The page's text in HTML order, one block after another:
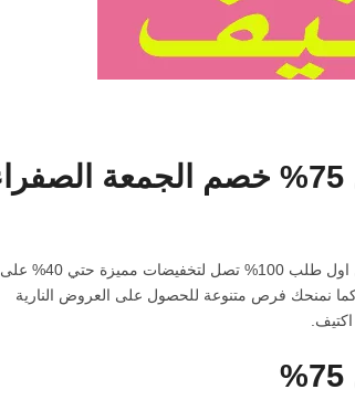
كود خصم active egypt فعال اول طلب 100% تصل لتخفيضات مميزة حتي 40% على
كما نمنحك فرص متنوعة للحصول على العروض النارية